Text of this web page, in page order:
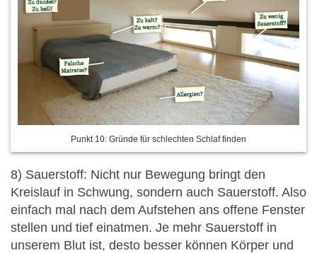
Punkt 10: Gründe für schlechten Schlaf finden
8) Sauerstoff: Nicht nur Bewegung bringt den
Kreislauf in Schwung, sondern auch Sauerstoff. Also
einfach mal nach dem Aufstehen ans offene Fenster
stellen und tief einatmen. Je mehr Sauerstoff in
unserem Blut ist, desto besser können Körper und